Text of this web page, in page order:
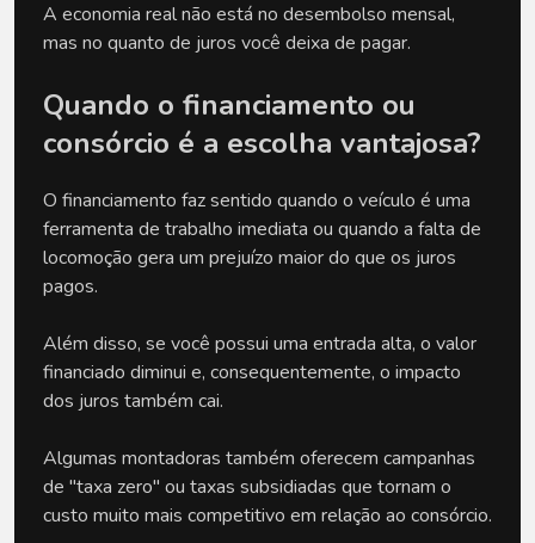
A economia real não está no desembolso mensal,
mas no quanto de juros você deixa de pagar.
Quando o financiamento ou
consórcio é a escolha vantajosa?
O financiamento faz sentido quando o veículo é uma
ferramenta de trabalho imediata ou quando a falta de
locomoção gera um prejuízo maior do que os juros
pagos.
Além disso, se você possui uma entrada alta, o valor
financiado diminui e, consequentemente, o impacto
dos juros também cai.
Algumas montadoras também oferecem campanhas
de "taxa zero" ou taxas subsidiadas que tornam o
custo muito mais competitivo em relação ao consórcio.